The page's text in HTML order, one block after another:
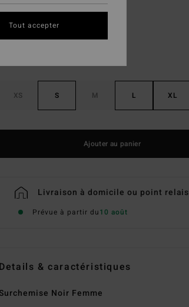
XS S M L XL
Ajouter au panier
Livraison à domicile ou point relais
Prévue à partir du10 août
Details & caractéristiques
Noir Femme
Tout accepter